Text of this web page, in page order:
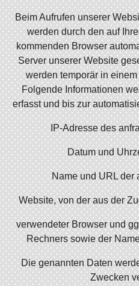
Beim Aufrufen unserer
werden durch den auf
kommenden Browser
Server unserer Website
werden temporär in
Folgende Informationen
erfasst und bis zur
IP-Adresse des
Datum und
Name und URL der
Website, von der aus der
verwendeter Browser und
Rechners sowie der
Die genannten Daten
Zwecken